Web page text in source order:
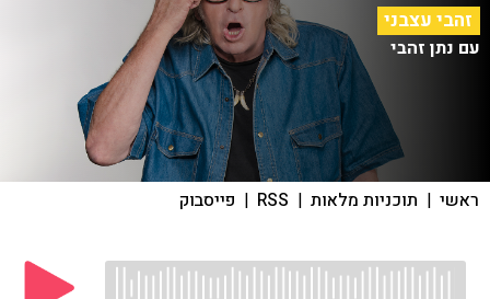
זהבי עצבני
עם נתן זהבי
ראשי | תוכניות מלאות |
RSS
| פייסבוק